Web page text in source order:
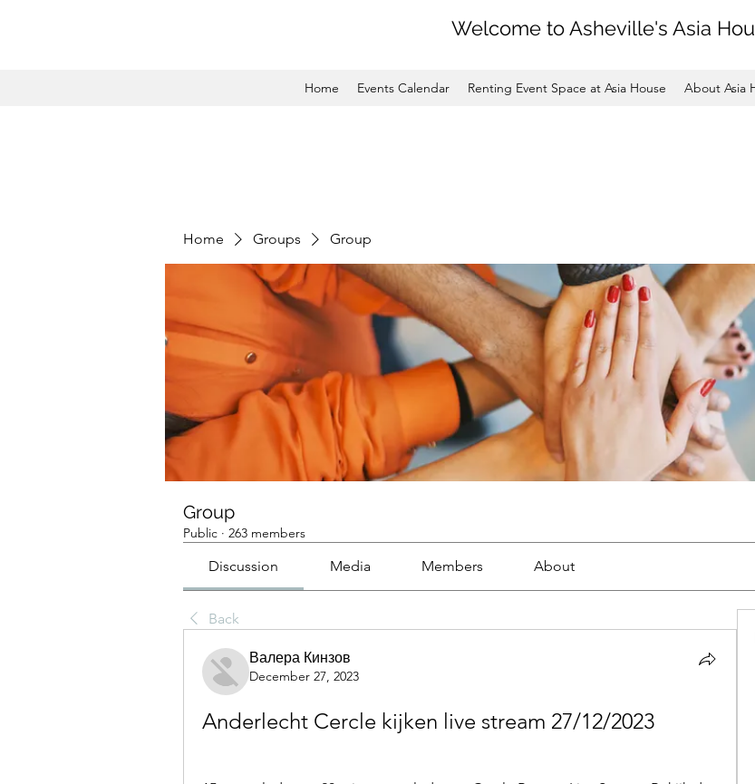
Welcome to Asheville's Asia
Home Events Calendar Renting Event Space at Asia House About Asia
Home Groups Group
Group
Public · 263 members
Discussion Media Members About
Back
Валера Кинзов
December 27, 2023
Anderlecht Cercle kijken live stream 27/12/2023